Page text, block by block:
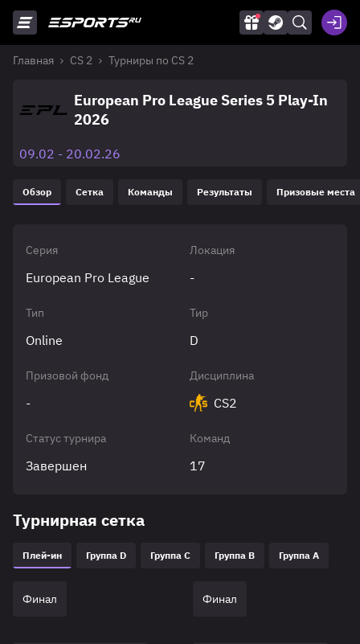
Главная CS 2 Турниры по CS 2
European Pro League Series 5 Play-In
2026
09.02 - 20.02.26
Обзор Сетка Команды Результаты Призовые места
Серия
European Pro League
Локация
-
Тип
Online
Тир
D
Призовой фонд
-
Дисциплина
CS2
Статус турнира
Завершен
Команд
17
Турнирная сетка
Плей-ин Группа D Группа C Группа B Группа A
Финал Финал